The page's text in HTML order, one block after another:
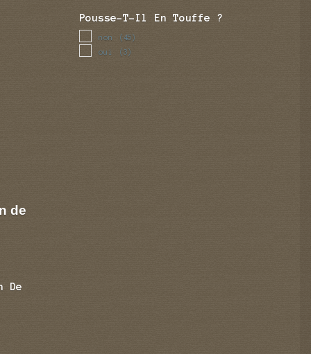
de
De
Pousse-T-Il En Touffe ?
non (45)
oui (3)